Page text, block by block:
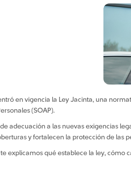
en vigencia la Ley Jacinta, una
(SOAP).
adecuación a las nuevas exigencias
y fortalecen la protección de las
explicamos qué establece la ley, cómo